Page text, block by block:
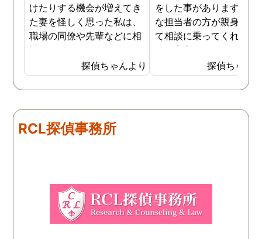
けたりする機会が増えてき
た妻を怪しく思った私は、
職場の同僚や先輩などに相
談していました。 そういっ
た相談の回答の一つに調査
を依頼することを勧めら
れ、私は一度相談してみま
に見積もりをもらったとこ
ろ、それほど財布への負担
複雑ですが感謝していま
探偵ちゃんより
をした事があります。親
な担当者の方が親身にな
て相談に乗ってくれたた
め、安心しました。同じ
うな被害に遭う可能性も
慮し、引越しましたので
もう大丈夫かと思います
探偵ちゃん
RCL探偵事務所